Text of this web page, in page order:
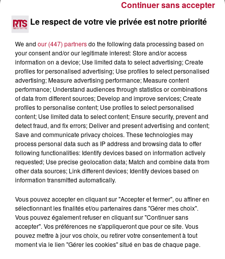
DINER CONCERT À LA MJC DE MARSEILLAN
NÎMES : « LE RÊVE DU GLADIATEUR » INVESTIT
LES ARÈNES CES 3...
Après un franc succès l'été dernier, le spectacle « Le Rêve
du gladiateur » revient illuminer l'amphithéâtre romain les 6,
7 et 8 août. Une fresque nocturne...
Le respect de votre vie privée est notre priorité
We and our (447) partnersdo the following data processing based on
your consent and/or our legitimate interest: Store and/or access
information on a device; Use limited data to select advertising; Create
profiles for personalised advertising; Use profiles to select personalised
advertising; Measure advertising performance; Measure content
performance; Understand audiences through statistics or combinations
of data from different sources; Develop and improve services; Create
profiles to personalise content; Use profiles to select personalised
content; Use limited data to select content; Ensure security, prevent and
detect fraud, and fix errors; Deliver and present advertising and content;
Save and communicate privacy choices. These technologies may
process personal data such as IP address and browsing data to offer
following functionalities: Identify devices based on information actively
requested; Use precise geolocation data; Match and combine data from
other data sources; Link different devices; Identify devices based on
information transmitted automatically.
Vous pouvez accepter en cliquant sur "Accepter et fermer", ou affiner en
sélectionnant les finalités et/ou partenaires dans "Gérer mes choix".
Vous pouvez également refuser en cliquant sur "Continuer sans
accepter". Vos préférences ne s'appliqueront que pour ce site. Vous
pouvez mettre à jour vos choix, ou retirer votre consentement à tout
moment via le lien "Gérer les cookies" situé en bas de chaque page.
Continuer sans accepter